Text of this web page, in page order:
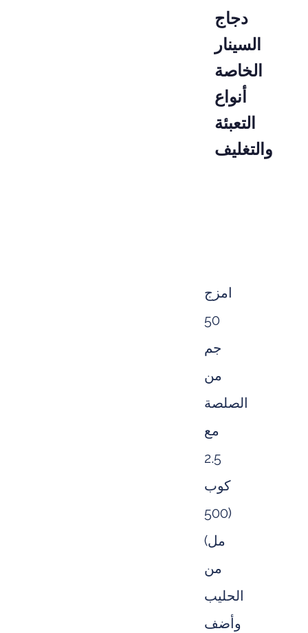
دجاج
السينار
الخاصة
أنواع
التعبئة
والتغليف
امزج
50
جم
من
الصلصة
مع
2.5
كوب
(500
مل)
من
الحليب
وأضف